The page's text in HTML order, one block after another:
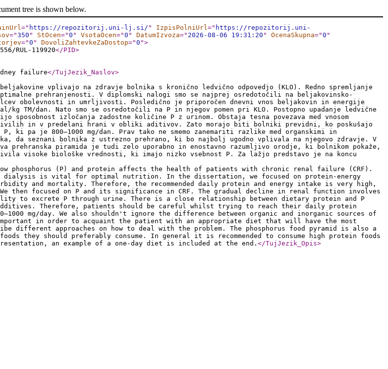
tree is shown below.
=" https://repozitorij.uni-lj.si/ " IzpisPolniUrl=" https://repozitorij.uni-
="350 " StOcen="0 " VsotaOcen="0 " DatumIzvoza=" 2026-08-06 19:31:20 " OcenaSkupna="0 "
="0 " DovoliZahtevkeZaDostop="0 ">
RUL-119920</PID>
failure</TujJezik_Naslov>
vplivajo na zdravje bolnika s kronično ledvično odpovedjo (KLO). Redno spremljanje
prehranjenosti. V diplomski nalogi smo se najprej osredotočili na beljakovinsko-
obolevnosti in umrljivosti. Posledično je priporočen dnevni vnos beljakovin in energije
TM/dan. Nato smo se osredotočili na P in njegov pomen pri KLO. Postopno upadanje ledvične
izločanja zadostne količine P z urinom. Obstaja tesna povezava med vnosom
in v predelani hrani v obliki aditivov. Zato morajo biti bolniki previdni, ko poskušajo
ki pa je 800–1000 mg/dan. Prav tako ne smemo zanemariti razlike med organskimi in
da seznani bolnika z ustrezno prehrano, ki bo najbolj ugodno vplivala na njegovo zdravje. V
prehranska piramida je tudi zelo uporabno in enostavno razumljivo orodje, ki bolnikom pokaže,
visoke biološke vrednosti, ki imajo nizko vsebnost P. Za lažjo predstavo je na koncu
phosphorus (P) and protein affects the health of patients with chronic renal failure (CRF).
dialysis is vital for optimal nutrition. In the dissertation, we focused on protein-energy
and mortality. Therefore, the recommended daily protein and energy intake is very high,
We then focused on P and its significance in CRF. The gradual decline in renal function involves
to excrete P through urine. There is a close relationship between dietary protein and P
Therefore, patients should be careful whilst trying to reach their daily protein
mg/day. We also shouldn't ignore the difference between organic and inorganic sources of
in order to acquaint the patient with an appropriate diet that will have the most
approaches on how to deal with the problem. The phosphorus food pyramid is also a
they should preferably consume. In general it is recommended to consume high protein foods
an example of a one-day diet is included at the end. </TujJezik_Opis>